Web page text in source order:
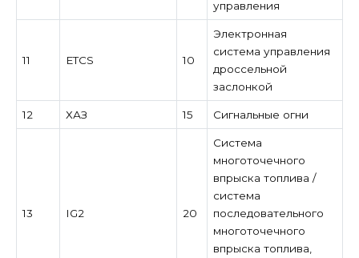
управления
11 ETCS 10
Электронная
система управления
дроссельной
заслонкой
12 ХАЗ 15 Сигнальные огни
13 IG2 20
Система
многоточечного
впрыска топлива /
система
последовательного
многоточечного
впрыска топлива,